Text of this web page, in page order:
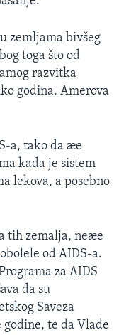
zemljama bivšeg
toga što od
razvitka
godina. Amerova
a, tako da æe
kada je sistem
lekova, a posebno
tih zemalja, neæe
od AIDS-a.
za AIDS
da su
Saveza
te da Vlade